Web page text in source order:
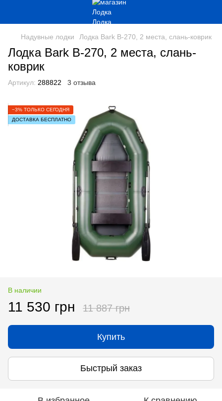
Надувные лодки Лодка Bark B-270, 2 места, слань-коврик
Лодка Bark B-270, 2 места, слань-
коврик
Артикул: 288822 3 отзыва
−3% ТОЛЬКО СЕГОДНЯ
ДОСТАВКА БЕСПЛАТНО
В наличии
11 530 грн 11 887 грн
Купить
Быстрый заказ